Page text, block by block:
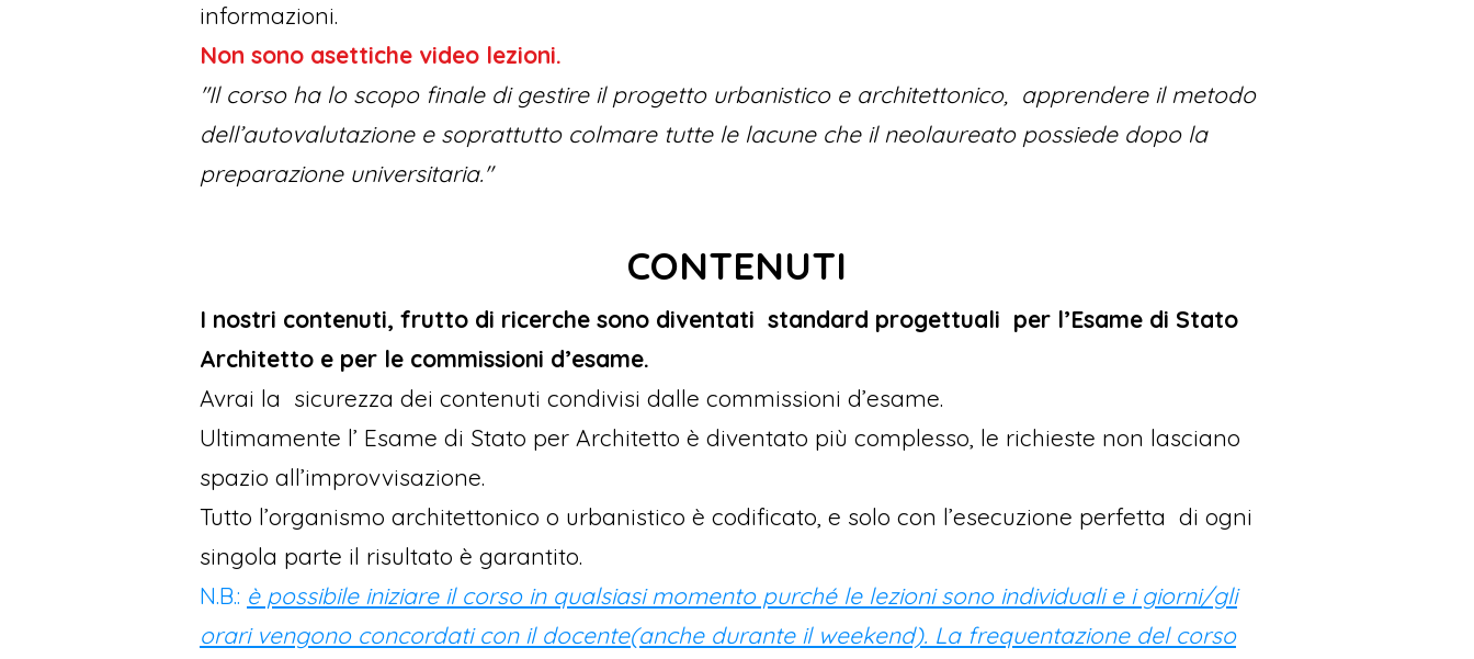
informazioni.
Non sono asettiche video lezioni.
"Il corso ha lo scopo finale di gestire il progetto urbanistico e architettonico, apprendere il metodo
dell’autovalutazione e soprattutto colmare tutte le lacune che il neolaureato possiede dopo la
preparazione universitaria."
CONTENUTI
I nostri contenuti, frutto di ricerche sono diventati standard progettuali per l’Esame di Stato
Architetto e per le commissioni d’esame.
Avrai la sicurezza dei contenuti condivisi dalle commissioni d’esame.
Ultimamente l’ Esame di Stato per Architetto è diventato più complesso, le richieste non lasciano
spazio all’improvvisazione.
Tutto l’organismo architettonico o urbanistico è codificato, e solo con l’esecuzione perfetta di ogni
singola parte il risultato è garantito.
N.B.: è possibile iniziare il corso in qualsiasi momento purché le lezioni sono individuali e i giorni/gli
orari vengono concordati con il docente(anche durante il weekend). La frequentazione del corso